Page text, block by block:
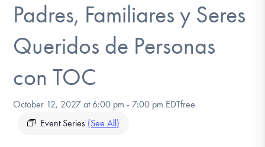
For Professionals
DONATE
Padres, Familiares y Seres
Queridos de Personas
con TOC
October 12, 2027 at 6:00 pm - 7:00 pm EDT
Event Series (See All)
free